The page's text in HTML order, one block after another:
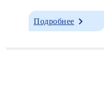
Подробнее